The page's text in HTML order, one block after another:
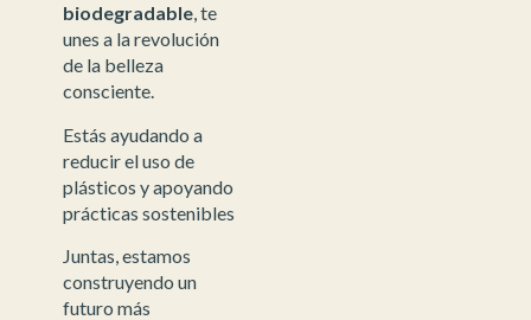
biodegradable, te
unes a la revolución
de la belleza
consciente.
Estás ayudando a
reducir el uso de
plásticos y apoyando
prácticas sostenibles
Juntas, estamos
construyendo un
futuro más